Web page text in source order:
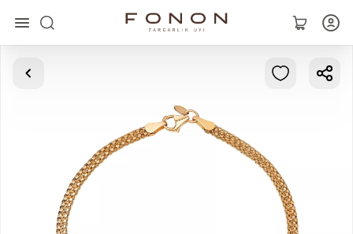
Главная
Серьги